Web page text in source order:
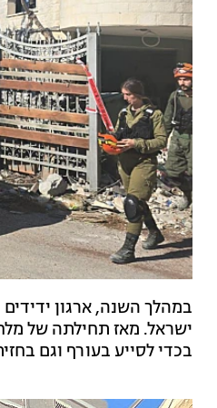
במהלך השנה, ארגון
ישראל. מאז תחילתה של
בכדי לסייע בעורף וגם